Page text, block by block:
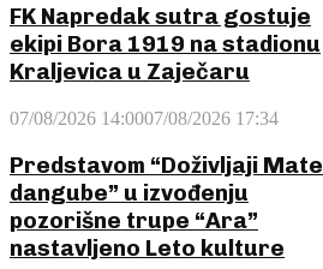
FK Napredak sutra gostuje
ekipi Bora 1919 na stadionu
Kraljevica u Zaječaru
07/08/2026 14:0007/08/2026 17:34
Predstavom “Doživljaji Mate
dangube” u izvođenju
pozorišne trupe “Ara”
nastavljeno Leto kulture